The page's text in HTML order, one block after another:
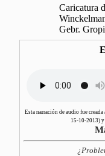
Caricatura
Gebr.
Esta narración de audio fue
15-10-2013)